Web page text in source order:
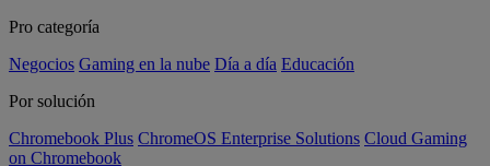
Pro categoría
Negocios Gaming en la nube Día a día Educación
Por solución
Chromebook Plus ChromeOS Enterprise Solutions Cloud Gaming
on Chromebook